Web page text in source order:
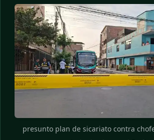
presunto plan de sicariato contra